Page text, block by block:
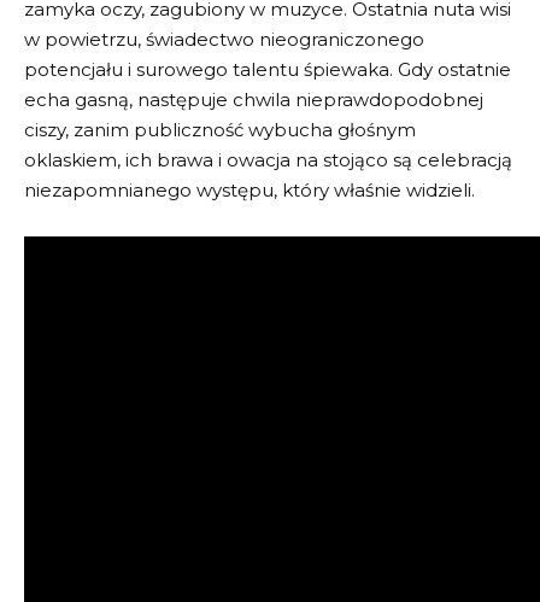
zamyka oczy, zagubiony w muzyce. Ostatnia nuta wisi
w powietrzu, świadectwo nieograniczonego
potencjału i surowego talentu śpiewaka. Gdy ostatnie
echa gasną, następuje chwila nieprawdopodobnej
ciszy, zanim publiczność wybucha głośnym
oklaskiem, ich brawa i owacja na stojąco są celebracją
niezapomnianego występu, który właśnie widzieli.